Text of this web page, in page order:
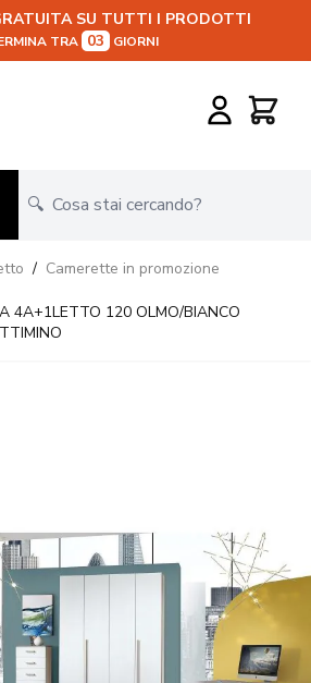
SU TUTTI I PRODOTTI
TRA 03 GIORNI
Carrello
/ Camerette in promozione
4A+1LETTO 120 OLMO/BIANCO